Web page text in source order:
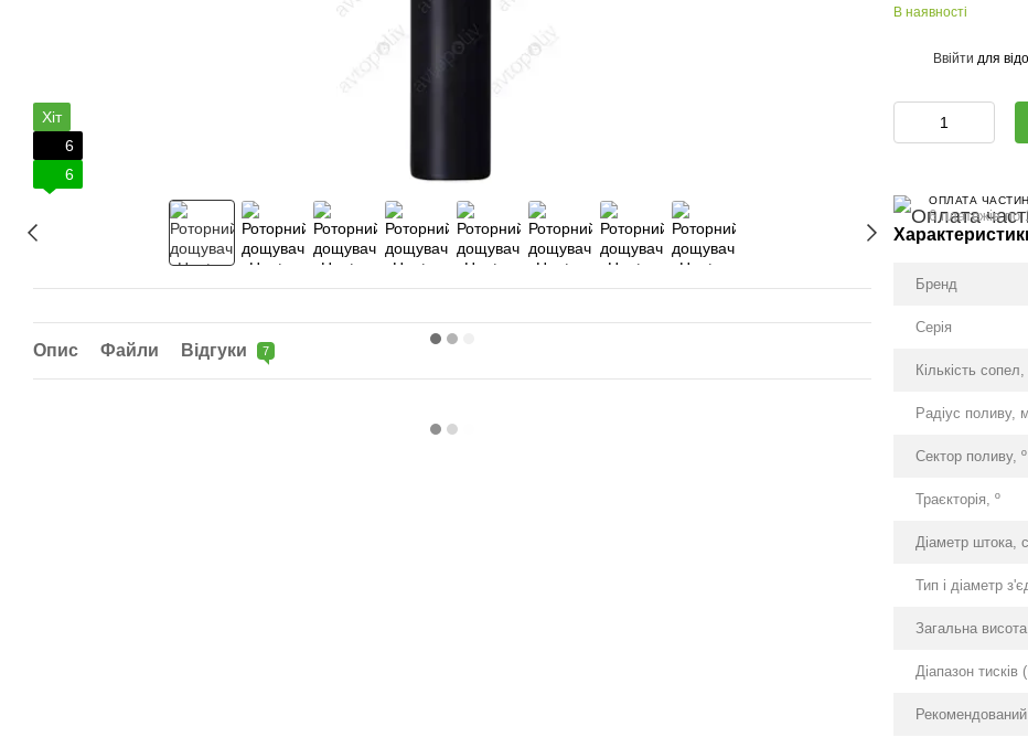
Хіт
6
6
Опис Файли Відгуки 7
В наявності
Ввійти для
ОПЛАТА
6 платежів по
Бренд
Серія
Кількість
Радіус поливу,
Сектор поливу, º
Траєкторія, º
Діаметр штока,
Тип і діаметр
Загальна
Діапазон тисків